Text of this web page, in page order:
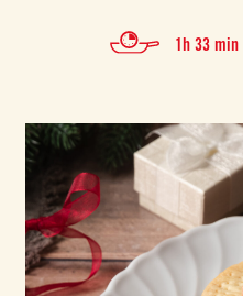
1h 33 min